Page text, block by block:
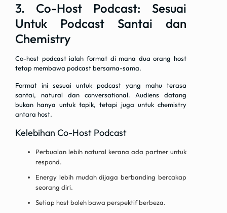
3. Co-Host Podcast: Sesuai
Untuk Podcast Santai dan
Chemistry
Co-host podcast ialah format di mana dua orang host
tetap membawa podcast bersama-sama.
Format ini sesuai untuk podcast yang mahu terasa
santai, natural dan conversational. Audiens datang
bukan hanya untuk topik, tetapi juga untuk chemistry
antara host.
Kelebihan Co-Host Podcast
Perbualan lebih natural kerana ada partner untuk
respond.
Energy lebih mudah dijaga berbanding bercakap
seorang diri.
Setiap host boleh bawa perspektif berbeza.